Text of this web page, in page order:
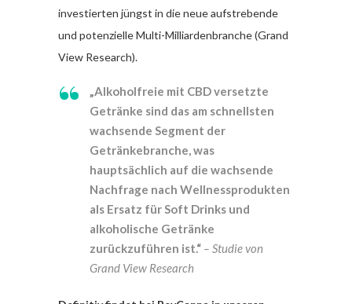
investierten jüngst in die neue aufstrebende
und potenzielle Multi-Milliardenbranche (Grand
View Research).
„Alkoholfreie mit CBD versetzte
Getränke sind das am schnellsten
wachsende Segment der
Getränkebranche, was
hauptsächlich auf die wachsende
Nachfrage nach Wellnessprodukten
als Ersatz für Soft Drinks und
alkoholische Getränke
zurückzuführen ist.“ – Studie von
Grand View Research